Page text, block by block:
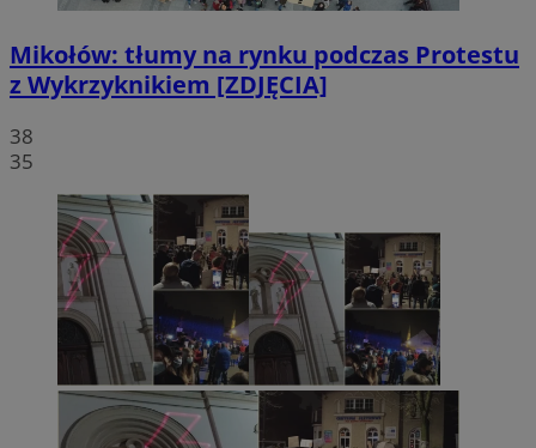
Mikołów: tłumy na rynku podczas Protestu
z Wykrzyknikiem [ZDJĘCIA]
38
35